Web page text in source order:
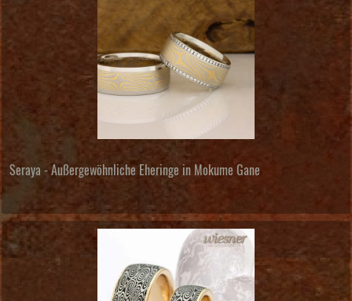
Seraya - Außergewöhnliche Eheringe in Mokume Gane